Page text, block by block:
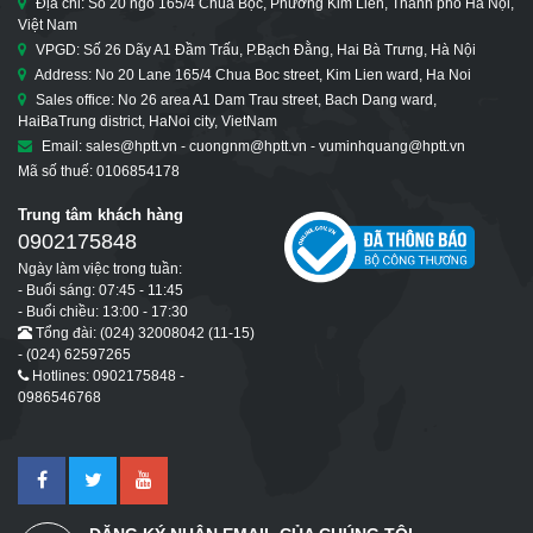
Việt Nam
VPGD: Số 26 Dãy A1 Đầm Trấu, P.Bạch Đằng, Hai Bà Trưng, Hà Nội
Address: No 20 Lane 165/4 Chua Boc street, Kim Lien ward, Ha Noi
Sales office: No 26 area A1 Dam Trau street, Bach Dang ward,
HaiBaTrung district, HaNoi city, VietNam
Email: sales@hptt.vn - cuongnm@hptt.vn - vuminhquang@hptt.vn
Mã số thuế: 0106854178
Trung tâm khách hàng
0902175848
Ngày làm việc trong tuần:
- Buổi sáng: 07:45 - 11:45
- Buổi chiều: 13:00 - 17:30
Tổng đài: (024) 32008042 (11-15)
- (024) 62597265
Hotlines: 0902175848 -
0986546768